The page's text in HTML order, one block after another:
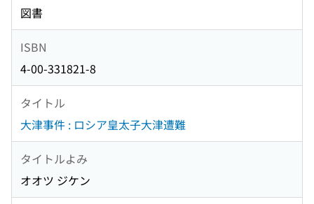
図書
ISBN
4-00-331821-8
タイトル
大津事件 : ロシア皇太子大津遭難
タイトルよみ
オオツ ジケン